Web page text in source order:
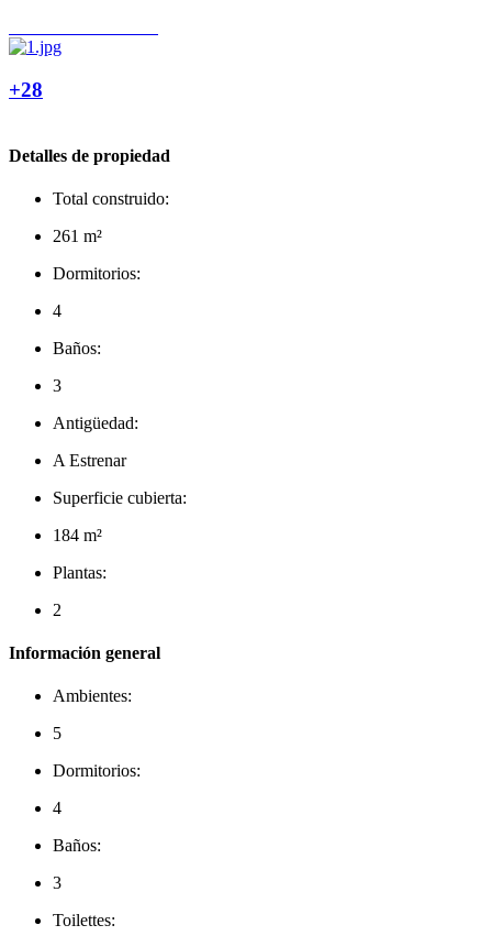
+28
Detalles de propiedad
Total construido:
261 m²
Dormitorios:
4
Baños:
3
Antigüedad:
A Estrenar
Superficie cubierta:
184 m²
Plantas:
2
Información general
Ambientes:
5
Dormitorios:
4
Baños:
3
Toilettes: